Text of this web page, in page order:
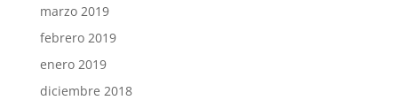
marzo 2019
febrero 2019
enero 2019
diciembre 2018